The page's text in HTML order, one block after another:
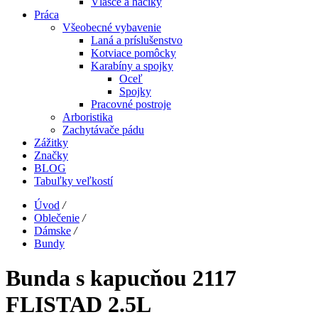
Práca
Všeobecné vybavenie
Laná a príslušenstvo
Kotviace pomôcky
Karabíny a spojky
Oceľ
Spojky
Pracovné postroje
Arboristika
Zachytávače pádu
Zážitky
Značky
BLOG
Tabuľky veľkostí
Úvod /
Oblečenie /
Dámske /
Bundy
Bunda s kapucňou 2117
FLISTAD 2.5L